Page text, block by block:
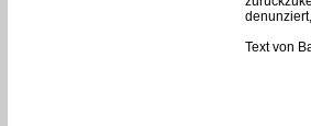
Text von